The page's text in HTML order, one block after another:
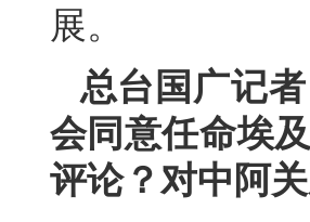
展。
总台国广记
会同意任命埃
评论？对中阿